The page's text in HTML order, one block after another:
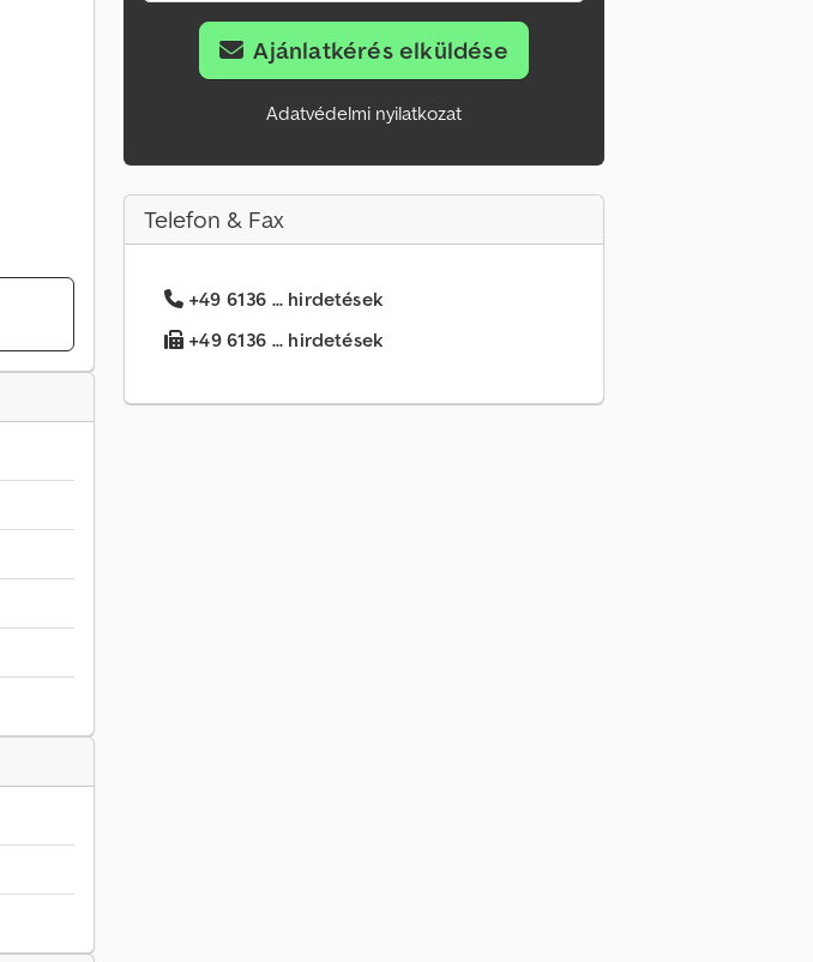
Ajánlatkérés elküldése
Adatvédelmi nyilatkozat
Telefon & Fax
+49 6136 ... hirdetések
+49 6136 ... hirdetések